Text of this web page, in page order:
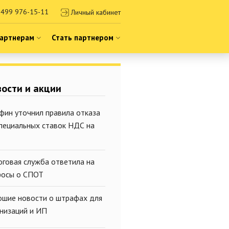
976-15-11 Личный кабинет
Стать партнером
и акции
уточнил правила отказа
ставок НДС на
служба ответила на
о СПОТ
новости о штрафах для
и ИП